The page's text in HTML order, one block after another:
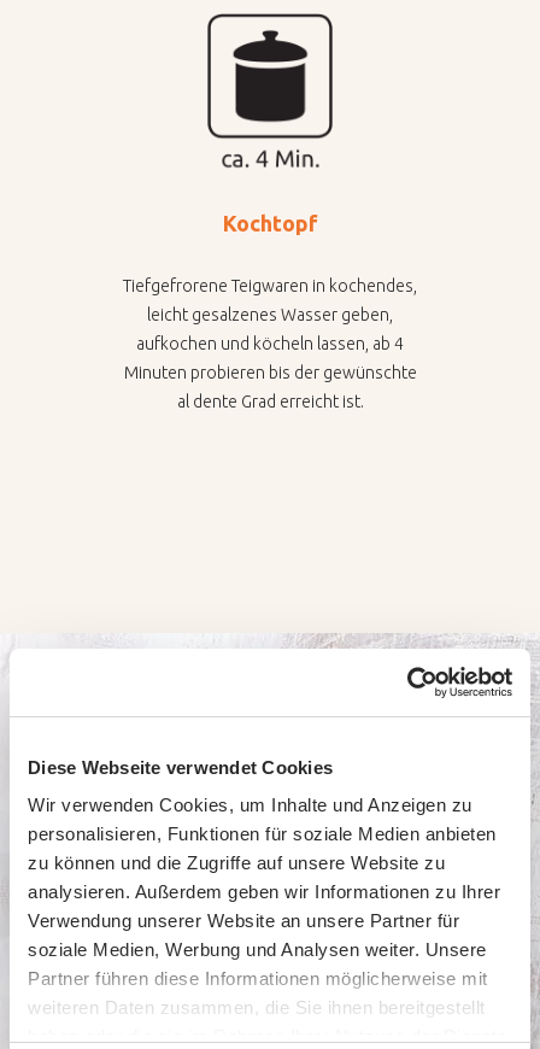
Diese Webseite verwendet Cookies
Wir verwenden Cookies, um Inhalte und Anzeigen zu
personalisieren, Funktionen für soziale Medien anbieten
zu können und die Zugriffe auf unsere Website zu
analysieren. Außerdem geben wir Informationen zu Ihrer
Verwendung unserer Website an unsere Partner für
soziale Medien, Werbung und Analysen weiter. Unsere
Partner führen diese Informationen möglicherweise mit
weiteren Daten zusammen, die Sie ihnen bereitgestellt
Kochtopf
Tiefgefrorene Teigwaren in kochendes,
leicht gesalzenes Wasser geben,
aufkochen und köcheln lassen, ab 4
Minuten probieren bis der gewünschte
al dente Grad erreicht ist.
Ge­füll­te Teig­wa­ren Collec­
tion